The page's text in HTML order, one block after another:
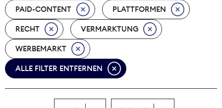
Nova Award
Pressefreiheit
Print
PAID-CONTENT PLATTFORMEN
RECHT VERMARKTUNG
WERBEMARKT
ALLE FILTER ENTFERNEN